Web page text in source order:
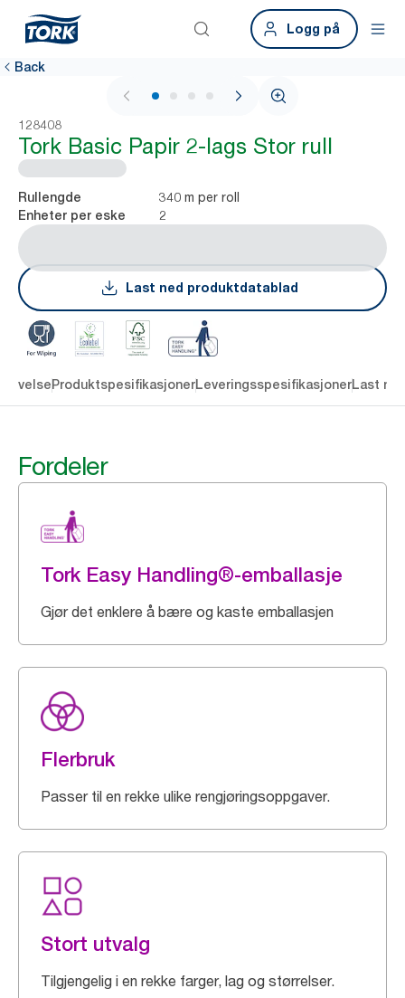
Logg på
Back
1 / 4
128408
Tork Basic Papir 2-lags Stor rull
Rullengde 340 m per roll
Enheter per eske 2
Last ned produktdatablad
ProduktspesifikasjonerLeveringsspesifikasjonerLast
Fordeler
Tork Easy Handling®-emballasje
Gjør det enklere å bære og kaste emballasjen
Flerbruk
Passer til en rekke ulike rengjøringsoppgaver.
Stort utvalg
Tilgjengelig i en rekke farger, lag og størrelser.